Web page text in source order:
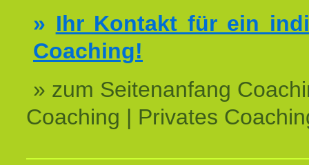
» Ihr Kontakt für ein
Coaching!
» zum Seitenanfang
Coaching | Privates